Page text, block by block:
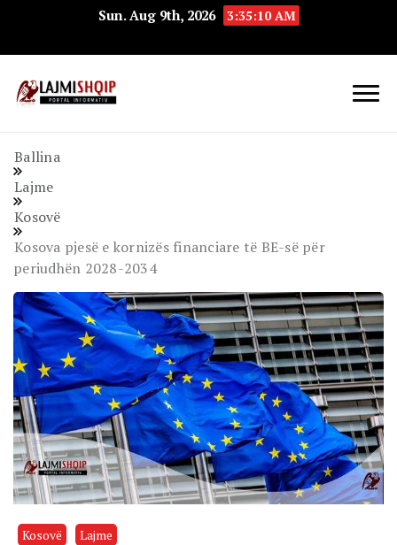
Sun. Aug 9th, 2026 3:35:11 AM
Ballina
Lajme
Kosovë
Kosova pjesë e kornizës financiare të BE-së për
periudhën 2028-2034
Kosovë Lajme